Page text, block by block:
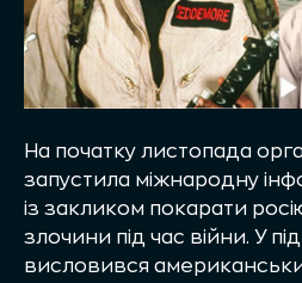
На початку листопада
запустила міжнародну
із закликом покарати
злочини під час війни. У
висловився